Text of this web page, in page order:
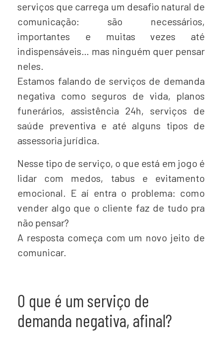
serviços que carrega um desafio natural de
comunicação: são necessários,
importantes e muitas vezes até
indispensáveis… mas ninguém quer pensar
neles.
Estamos falando de serviços de demanda
negativa como seguros de vida, planos
funerários, assistência 24h, serviços de
saúde preventiva e até alguns tipos de
assessoria jurídica.
Nesse tipo de serviço, o que está em jogo é
lidar com medos, tabus e evitamento
emocional. E aí entra o problema: como
vender algo que o cliente faz de tudo pra
não pensar?
A resposta começa com um novo jeito de
comunicar.
O que é um serviço de
demanda negativa, afinal?